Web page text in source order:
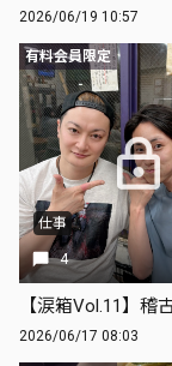
2026/06/19 10:57
有料会員限定
仕事
4
2026/06/17 08:03